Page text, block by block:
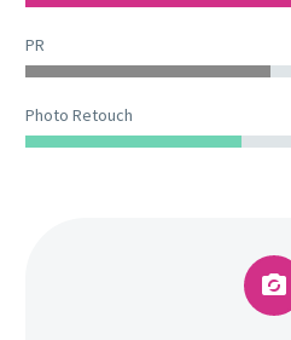
PR
Photo Retouch

